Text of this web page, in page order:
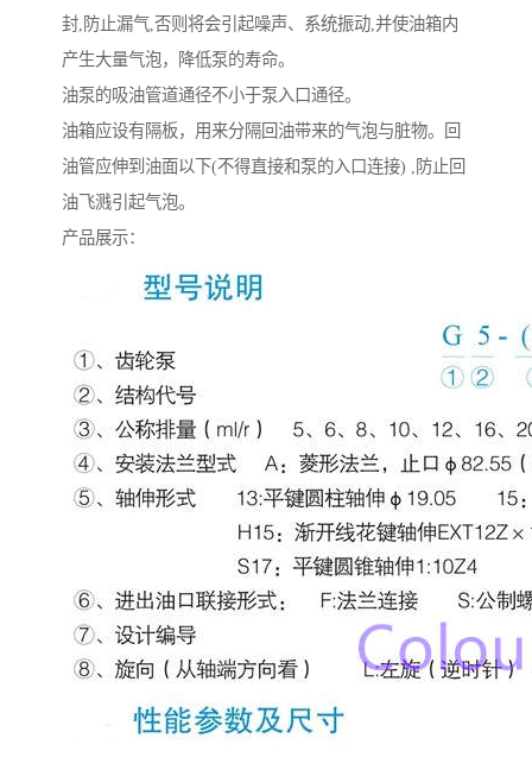
封,防止漏气,否则将会引起噪声、系统振动,并使油箱内
产生大量气泡，降低泵的寿命。
油泵的吸油管道通径不小于泵入口通径。
油箱应设有隔板，用来分隔回油带来的气泡与脏物。回
油管应伸到油面以下(不得直接和泵的入口连接) ,防止回
油飞溅引起气泡。
产品展示：